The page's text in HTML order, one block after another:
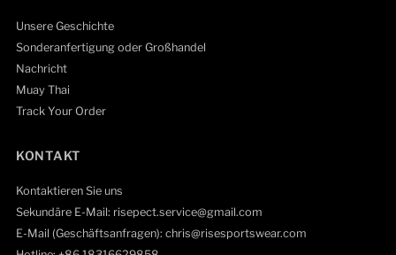
Unsere Geschichte
Sonderanfertigung oder Großhandel
Nachricht
Muay Thai
Track Your Order
KONTAKT
Kontaktieren Sie uns
Sekundäre E-Mail: risepect.service@gmail.com
E-Mail (Geschäftsanfragen): chris@risesportswear.com